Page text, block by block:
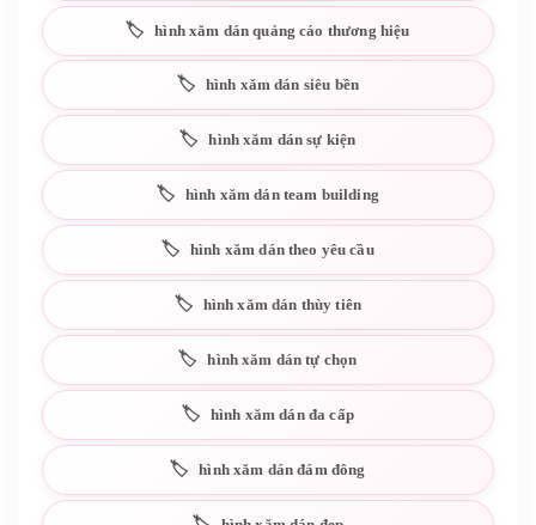
hình xăm dán quảng cáo thương hiệu
hình xăm dán siêu bền
hình xăm dán sự kiện
hình xăm dán team building
hình xăm dán theo yêu cầu
hình xăm dán thùy tiên
hình xăm dán tự chọn
hình xăm dán đa cấp
hình xăm dán đám đông